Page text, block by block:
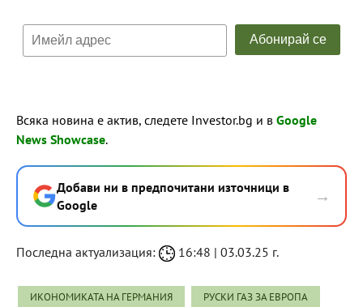
Всяка новина е актив, следете Investor.bg и в Google
News Showcase.
Добави ни в предпочитани източници в
Google
→
Последна актуализация: 16:48 | 03.03.25 г.
ИКОНОМИКАТА НА ГЕРМАНИЯ РУСКИ ГАЗ ЗА ЕВРОПА